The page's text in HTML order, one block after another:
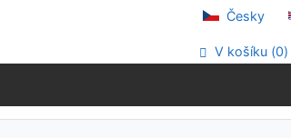
Česky
V košíku (0)